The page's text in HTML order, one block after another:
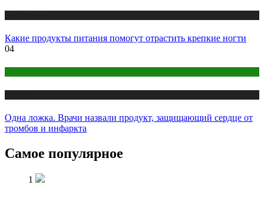
Какие продукты питания помогут отрастить крепкие ногти
04
Одна ложка. Врачи назвали продукт, защищающий сердце от
тромбов и инфаркта
Самое популярное
1